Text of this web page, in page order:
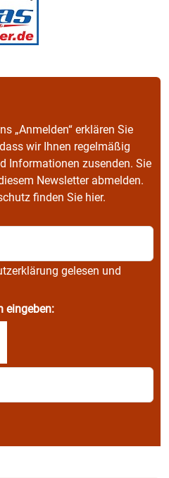
„Anmelden“ erklären Sie
wir Ihnen regelmäßig
Informationen zusenden. Sie
Newsletter abmelden.
finden Sie hier.
gelesen und
eingeben: